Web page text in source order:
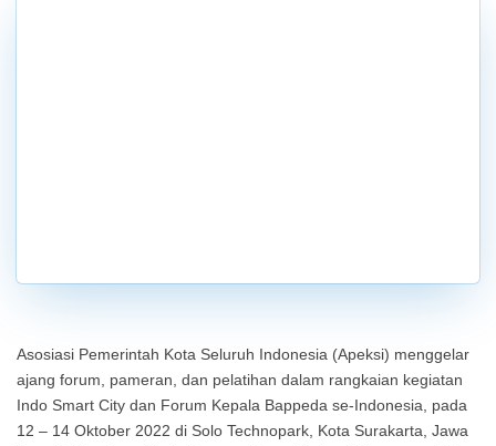
Asosiasi Pemerintah Kota Seluruh Indonesia (Apeksi) menggelar
ajang forum, pameran, dan pelatihan dalam rangkaian kegiatan
Indo Smart City dan Forum Kepala Bappeda se-Indonesia, pada
12 – 14 Oktober 2022 di Solo Technopark, Kota Surakarta, Jawa